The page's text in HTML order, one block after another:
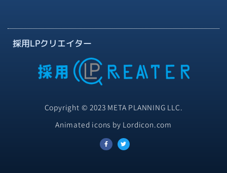
採用LPクリエイター
Copyright © 2023 META PLANNING LLC.
Animated icons by Lordicon.com